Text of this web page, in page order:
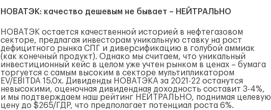
НОВАТЭК: качество дешевым не бывает – НЕЙТРАЛЬНО
НОВАТЭК остается качественной историей в нефтегазовом
секторе, предлагая инвесторам уникальную ставку на рост
дефицитного рынка СПГ и диверсификацию в голубой аммиак
(как конечный продукт). Однако мы считаем, что уникальный
инвестиционный кейс в целом уже учтен рынком в ценах – бумага
торгуется с самым высоким в секторе мультипликатором
EV/EBITDA 15.0x. Дивиденды НОВАТЭКА за 2021-22 останутся
невысокими, оценочная дивидендная доходность составит 3-4%,
и мы подтверждаем наш рейтинг НЕЙТРАЛЬНО, поднимая целевую
цену до $265/ГДР, что предполагает потенциал роста 6%.